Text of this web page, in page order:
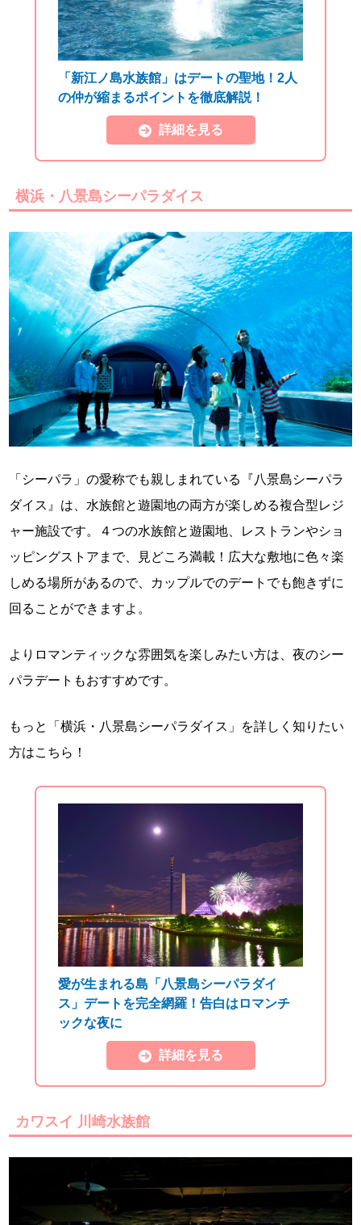
「新江ノ島水族館」はデートの聖地！2人
の仲が縮まるポイントを徹底解説！
詳細を見る
横浜・八景島シーパラダイス
「シーパラ」の愛称でも親しまれている『八景島シーパラ
ダイス』は、水族館と遊園地の両方が楽しめる複合型レジ
ャー施設です。４つの水族館と遊園地、レストランやショ
ッピングストアまで、見どころ満載！広大な敷地に色々楽
しめる場所があるので、カップルでのデートでも飽きずに
回ることができますよ。
よりロマンティックな雰囲気を楽しみたい方は、夜のシー
パラデートもおすすめです。
もっと「横浜・八景島シーパラダイス」を詳しく知りたい
方はこちら！
愛が生まれる島「八景島シーパラダイ
ス」デートを完全網羅！告白はロマンチ
ックな夜に
詳細を見る
カワスイ 川崎水族館